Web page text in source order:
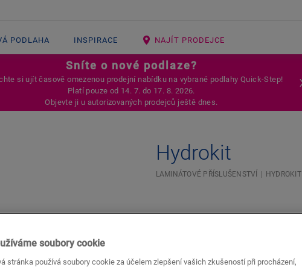
PODLAHA INSPIRACE NAJÍT PRODEJCE
Sníte o nové podlaze?
si ujít časově omezenou prodejní nabídku na vybrané podlahy Quick-Step!
Platí pouze od 14. 7. do 17. 8. 2026.
Objevte ji u autorizovaných prodejců ještě dnes.
Hydrokit
LAMINÁTOVÉ PŘÍSLUŠENSTVÍ HYDROKIT
soubory cookie
stránka používá soubory cookie za účelem zlepšení vašich zkušeností při procházení,